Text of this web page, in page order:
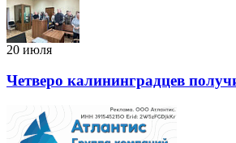
20 июля
Четверо калининградцев